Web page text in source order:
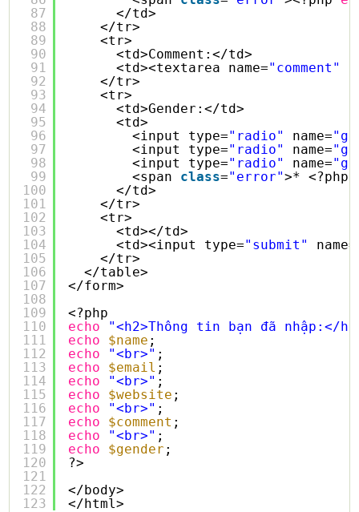
87
88
89
90
91
92
93
94
95
96
97
98
99
100
101
102
103
104
105
106
107
108
109
110
111
112
113
114
115
116
117
118
119
120
121
122
123
</td>
</tr>
<tr>
<td>Comment:</td>
<td><textarea name="comment"
</tr>
<tr>
<td>Gender:</td>
<td>
<input type="radio" name=
<input type="radio" name=
<input type="radio" name=
<span class="error">* <?php
</td>
</tr>
<tr>
<td></td>
<td><input type="submit" name=
</tr>
</table>
</form>
<?php
echo
"<h2>Thông tin bạn đã nhập:</
echo
$name ;
echo
"<br>" ;
echo
$email ;
echo
"<br>" ;
echo
$website ;
echo
"<br>" ;
echo
$comment ;
echo
"<br>" ;
echo
$gender ;
?>
</body>
</html>